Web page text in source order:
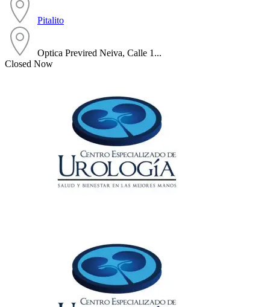
Pitalito
Optica Previred Neiva, Calle 1...
Closed Now